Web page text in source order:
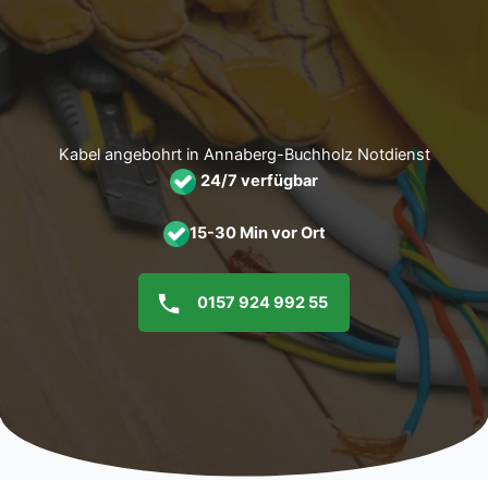
Inhalt
Kabel angebohrt in Annaberg-Buchholz Notdienst
24/7 verfügbar
15-30 Min vor Ort
0157 924 992 55